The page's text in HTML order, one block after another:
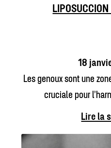
18
Les genoux sont une
cruciale pour
Lire la